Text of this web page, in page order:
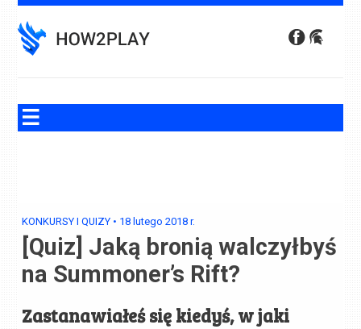
to
content
KONKURSY I QUIZY • 18 lutego 2018 r.
[Quiz] Jaką bronią walczyłbyś
na Summoner’s Rift?
Zastanawiałeś się kiedyś, w jaki